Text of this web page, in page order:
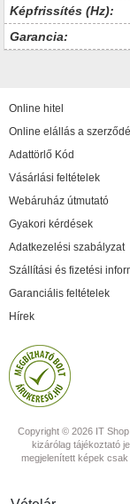
Képfrissítés (Hz):
Garancia:
Online hitel
Online elállás a
Adattörlő Kód
Vásárlási feltételek
Webáruház útmutató
Gyakori kérdések
Adatkezelési szabályzat
Szállítási és fizetési
Garanciális feltételek
Hírek
Copyright © 2026 IT
kizárólag tájékoztató
megjelenített képek